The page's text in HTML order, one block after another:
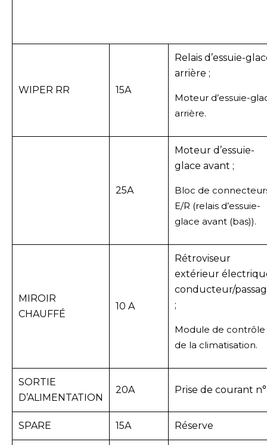
WIPER RR 15A
Relais d’essuie-
arrière ;
Moteur d’essuie-
arrière.
25A
Moteur d’essuie-
glace avant ;
Bloc de
E/R (relais d’essuie-
glace avant (bas)).
MIROIR
CHAUFFÉ
10 A
Rétroviseur
extérieur
conducteur/
;
Module de contrôle
de la climatisation.
SORTIE
D’ALIMENTATION
20A Prise de courant
SPARE 15A Réserve